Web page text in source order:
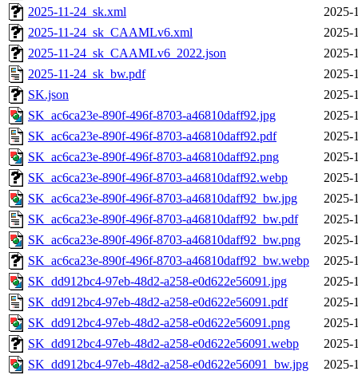
2025-11-24_sk.xml
2025-
2025-11-24_sk_CAAMLv6.xml
2025-
2025-11-24_sk_CAAMLv6_2022.json
2025-
2025-11-24_sk_bw.pdf
2025-
SK.json
2025-
SK_ac6ca23e-890f-496f-8703-a46810daff92.jpg
2025-
SK_ac6ca23e-890f-496f-8703-a46810daff92.pdf
2025-
SK_ac6ca23e-890f-496f-8703-a46810daff92.png
2025-
SK_ac6ca23e-890f-496f-8703-a46810daff92.webp
2025-
SK_ac6ca23e-890f-496f-8703-a46810daff92_bw.jpg
2025-
SK_ac6ca23e-890f-496f-8703-a46810daff92_bw.pdf
2025-
SK_ac6ca23e-890f-496f-8703-a46810daff92_bw.png
2025-
SK_ac6ca23e-890f-496f-8703-a46810daff92_bw.webp
2025-
SK_dd912bc4-97eb-48d2-a258-e0d622e56091.jpg
2025-
SK_dd912bc4-97eb-48d2-a258-e0d622e56091.pdf
2025-
SK_dd912bc4-97eb-48d2-a258-e0d622e56091.png
2025-
SK_dd912bc4-97eb-48d2-a258-e0d622e56091.webp
2025-
SK_dd912bc4-97eb-48d2-a258-e0d622e56091_bw.jpg
2025-